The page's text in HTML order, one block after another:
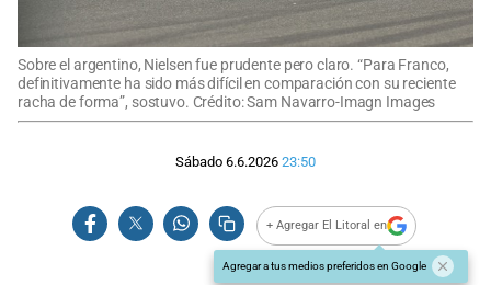
Sobre el argentino, Nielsen fue prudente pero claro. “Para Franco,
definitivamente ha sido más difícil en comparación con su reciente
racha de forma”, sostuvo. Crédito: Sam Navarro-Imagn Images
Sábado 6.6.2026 23:50
+ Agregar El Litoral en
Agregar a tus medios preferidos en Google